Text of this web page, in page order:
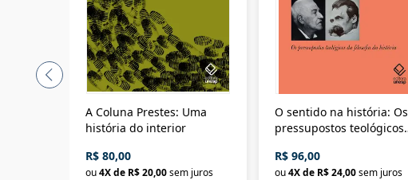
A Coluna Prestes: Uma
história do interior
R$ 80,00
ou4X de R$ 20,00sem juros
O sentido na história: Os
pressupostos teológicos
R$ 96,00
ou4X de R$ 24,00sem juros